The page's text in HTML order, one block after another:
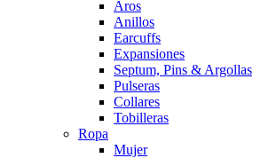
Aros
Anillos
Earcuffs
Expansiones
Septum, Pins & Argollas
Pulseras
Collares
Tobilleras
Ropa
Mujer